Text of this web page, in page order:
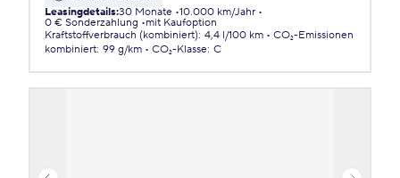
Leasingdetails:30 Monate 10.000 km/Jahr
0 € Sonderzahlung
mit Kaufoption
Kraftstoffverbrauch (kombiniert): 4,4 l/100 km
CO₂-Emissionen
kombiniert: 99 g/km CO₂-Klasse: C